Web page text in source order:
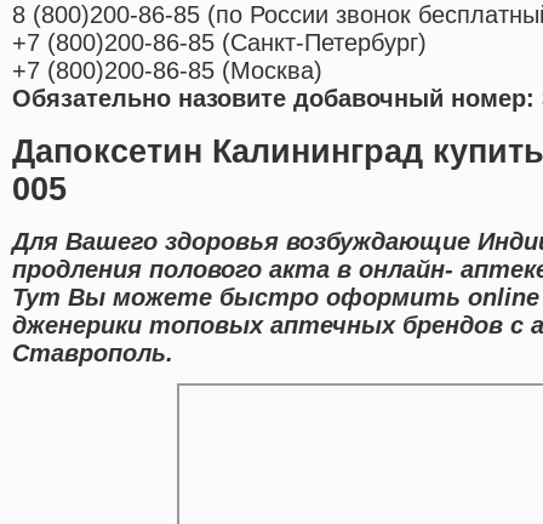
8 (800)200-86-85 (по России звонок
+7 (800)200-86-85 (Санкт-Петербург)
+7 (800)200-86-85 (Москва)
Обязательно назовите добавочный номер:
Дапоксетин Калининград
005
Для Вашего здоровья возбуждающие
продления полового акта в онлайн-
Тут Вы можете быстро оформить online
дженерики топовых аптечных брендов с
Ставрополь.